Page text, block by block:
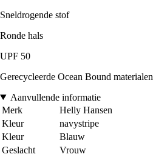
Sneldrogende stof
Ronde hals
UPF 50
Gerecycleerde Ocean Bound materialen
Aanvullende informatie
Merk
Helly Hansen
Kleur
navystripe
Kleur
Blauw
Geslacht
Vrouw